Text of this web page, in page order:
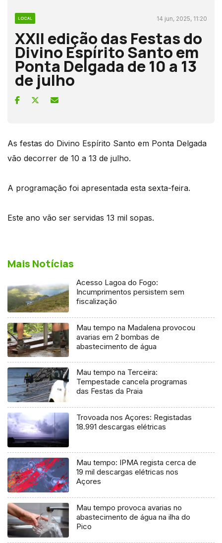
LOCAL 14 jun, 2025, 11:20
XXII edição das Festas do
Divino Espírito Santo em
Ponta Delgada de 10 a 13
de julho
As festas do Divino Espírito Santo em Ponta Delgada
vão decorrer de 10 a 13 de julho.
A programação foi apresentada esta sexta-feira.
Este ano vão ser servidas 13 mil sopas.
Mais Notícias
Acesso Lagoa do Fogo:
Incumprimentos persistem sem
fiscalização
Mau tempo na Madalena provocou
avarias em 2 bombas de
abastecimento de água
Mau tempo na Terceira:
Tempestade cancela programas
das Festas da Praia
Trovoada nos Açores: Registadas
18.991 descargas elétricas
Mau tempo: IPMA regista cerca de
19 mil descargas elétricas nos
Açores
Mau tempo provoca avarias no
abastecimento de água na ilha do
Pico